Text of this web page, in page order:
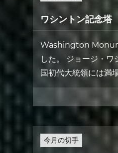
ワシントン記念塔
Washington
した。 ジョージ・
国初代大統領には満場
今月の切手